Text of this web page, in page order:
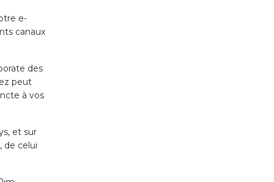
e-
canaux
des
peut
à vos
et sur
de celui